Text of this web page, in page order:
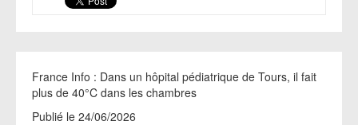
France Info : Dans un hôpital pédiatrique de Tours, il fait
plus de 40°C dans les chambres
Publié le 24/06/2026